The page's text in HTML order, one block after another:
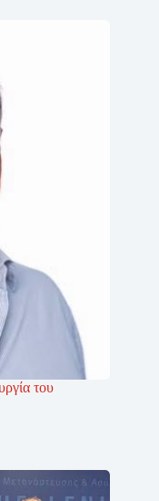
του